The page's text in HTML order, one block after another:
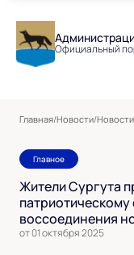
Официальный
Главная/Новости/
Главное
Жители Сургута
воссоединения
от 01 октября 2025